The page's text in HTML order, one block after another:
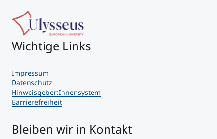
Wichtige Links
Impressum
Datenschutz
Hinweisgeber:Innensystem
Barrierefreiheit
Bleiben wir in Kontakt